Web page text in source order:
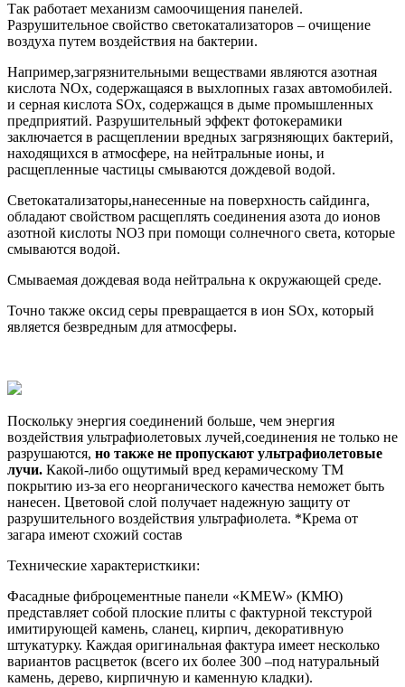
Так работает механизм самоочищения панелей.
Разрушительное свойство светокатализаторов – очищение
воздуха путем воздействия на бактерии.
Например,загрязнительными веществами являются азотная
кислота NOx, содержащаяся в выхлопных газах автомобилей.
и серная кислота SOx, содержащся в дыме промышленных
предприятий. Разрушительный эффект фотокерамики
заключается в расщеплении вредных загрязняющих бактерий,
находящихся в атмосфере, на нейтральные ионы, и
расщепленные частицы смываются дождевой водой.
Светокатализаторы,нанесенные на поверхность сайдинга,
обладают свойством расщеплять соединения азота до ионов
азотной кислоты NO3 при помощи солнечного света, которые
смываются водой.
Смываемая дождевая вода нейтральна к окружающей среде.
Точно также оксид серы превращается в ион SOx, который
является безвредным для атмосферы.
Поскольку энергия соединений больше, чем энергия
воздействия ультрафиолетовых лучей,соединения не только не
разрушаются, но также не пропускают ультрафиолетовые
лучи. Какой-либо ощутимый вред керамическому TM
покрытию из-за его неорганического качества неможет быть
нанесен. Цветовой слой получает надежную защиту от
разрушительного воздействия ультрафиолета. *Крема от
загара имеют схожий состав
Технические характеристкики:
Фасадные фиброцементные панели «KMEW» (КМЮ)
представляет собой плоские плиты с фактурной текстурой
имитирующей камень, сланец, кирпич, декоративную
штукатурку. Каждая оригинальная фактура имеет несколько
вариантов расцветок (всего их более 300 –под натуральный
камень, дерево, кирпичную и каменную кладки).